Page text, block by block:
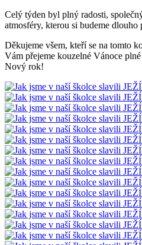
Celý týden byl plný radosti,
atmosféry, kterou si budeme dlouho
Děkujeme všem, kteří se na tomto
Vám přejeme kouzelné Vánoce
Nový rok!